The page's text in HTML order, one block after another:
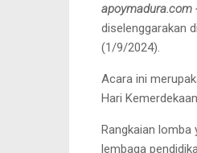
apoymadura.com
diselenggarakan
(1/9/2024).
Acara ini
Hari
Rangkaian lomba
lembaga